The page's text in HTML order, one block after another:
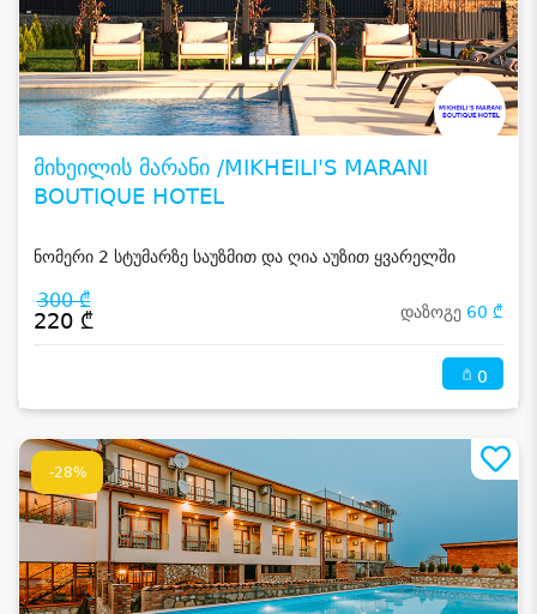
მიხეილის მარანი /MIKHEILI'S MARANI
BOUTIQUE HOTEL
ნომერი 2 სტუმარზე საუზმით და ღია აუზით ყვარელში
300 ₾
220 ₾ დაზოგე 60 ₾
0
-28%